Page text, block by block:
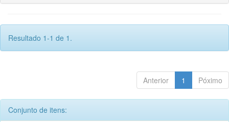
Resultado 1-1 de 1.
Anterior 1 Póximo
Conjunto de itens: